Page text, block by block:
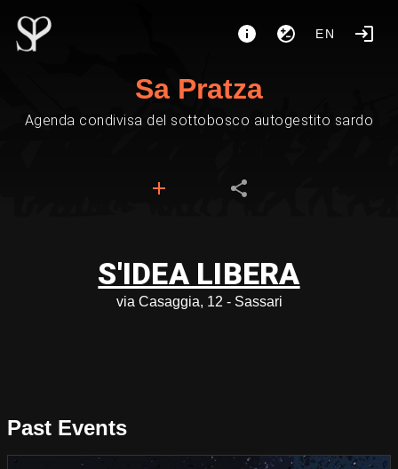
EN
Sa Pratza
Agenda condivisa del sottobosco autogestito sardo
S'IDEA LIBERA
via Casaggia, 12 - Sassari
Past Events